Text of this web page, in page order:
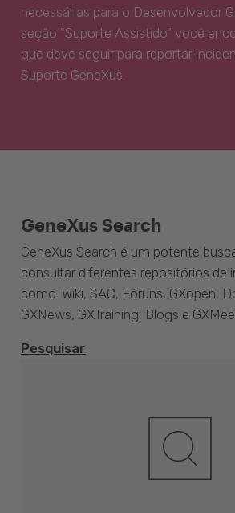
necessárias para o Desenvolvedor
seção "Suporte Assistido" você
que deve seguir para reportar
Suporte GeneXus.
GeneXus Search
GeneXus Search é um potente
consultar diferentes repositórios de
como: Wiki, SAC, Fóruns, GXopen,
GXNews, GXTraining, Blogs e
Pesquisar